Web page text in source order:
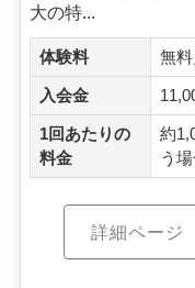
大の特...
体験料 無
入会金
1回あたりの
料金
約
う
詳細ページ